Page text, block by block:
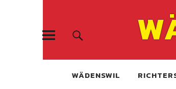
WÄDENSWIL